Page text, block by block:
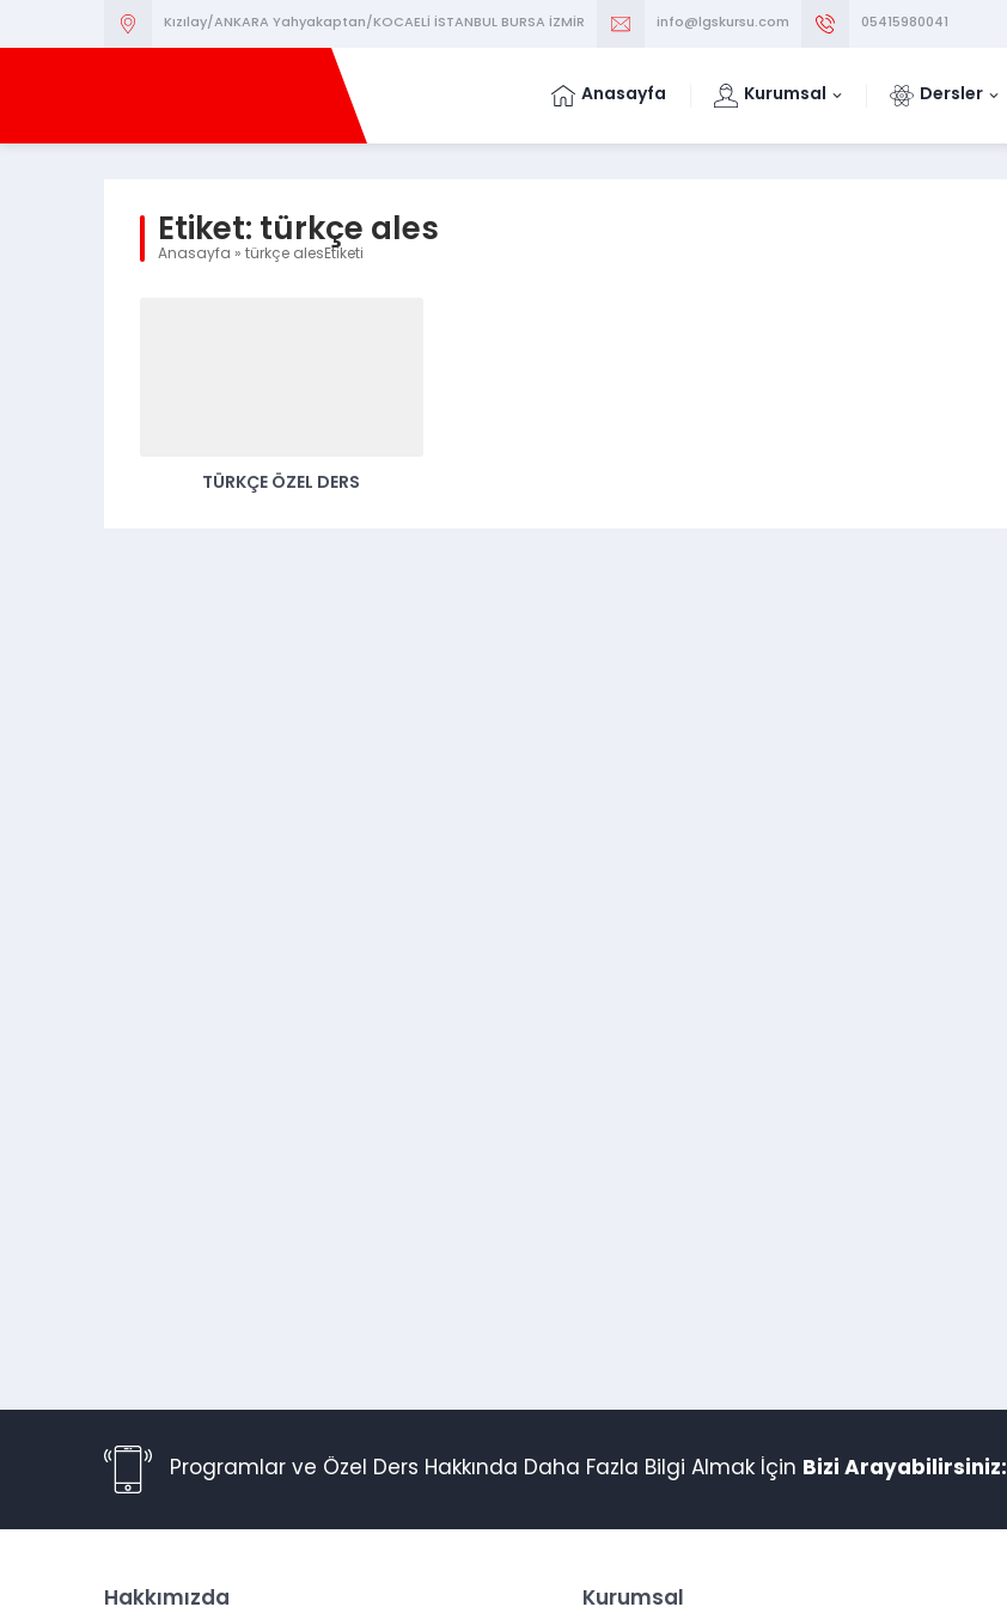
Kızılay/ANKARA Yahyakaptan/KOCAELİ İSTANBUL BURSA İZMİR info@lgskursu.com 05415980041
Anasayfa Kurumsal Dersler
Etiket: türkçe ales
Anasayfa » türkçe alesEtiketi
TÜRKÇE ÖZEL DERS
Programlar ve Özel Ders Hakkında Daha Fazla Bilgi Almak İçin Bizi Arayabilirsiniz:
Hakkımızda Kurumsal